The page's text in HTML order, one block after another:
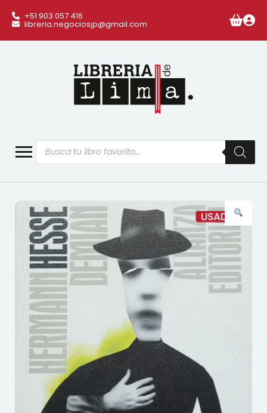
+51 903 057 416
libreria.negociosjp@gmail.com
Búsqueda
de
productos